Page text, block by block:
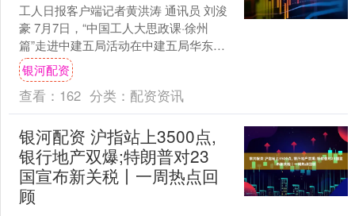
工人日报客户端记者黄洪涛 通讯员 刘浚
豪 7月7日，“中国工人大思政课·徐州
篇”走进中建五局活动在中建五局华东建
设苏淮分公司举行。 活动由江苏省徐州
市总工会主办....
银河配资
查看： 162 分类： 配资资讯
银河配资 沪指站上3500点,
银行地产双爆;特朗普对23
国宣布新关税丨一周热点回
顾